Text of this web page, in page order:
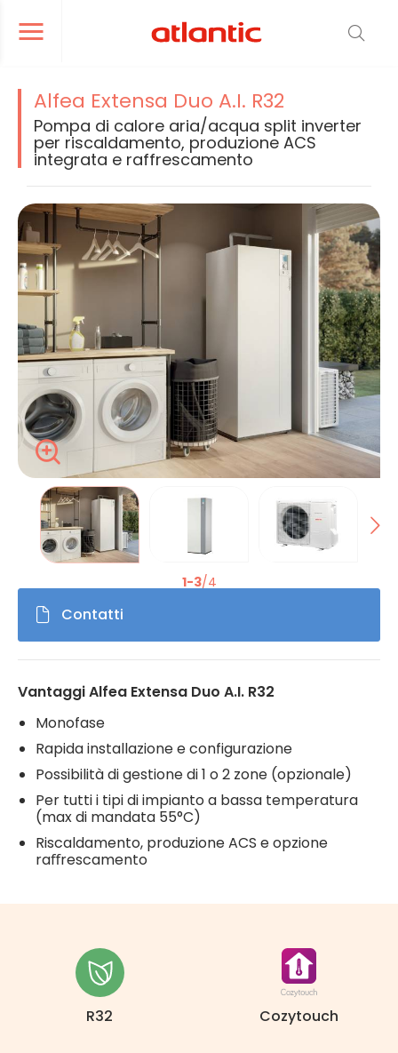
Ouvrir le menu de navigation
le menu de navigation
Vantaggi Alfea Extensa Duo A.I. R32
Monofase
Rapida installazione e configurazione
Possibilità di gestione di 1 o 2 zone (opzionale)
Per tutti i tipi di impianto a bassa temperatura
(max di mandata 55°C)
Riscaldamento, produzione ACS e opzione
raﬀrescamento
Contatti
Alfea Extensa Duo A.I. R32
Pompa di calore aria/acqua split inverter
per riscaldamento, produzione ACS
integrata e raffrescamento
La modification de la diapositive actuelle du carrousel
Zoom
La modification de la diapositive actuelle du carrousel
1-3/4
R32 Cozytouch